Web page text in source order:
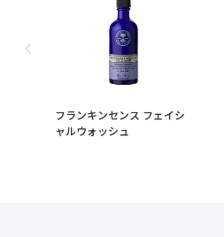
フランキンセンス フェイシ
ャルウォッシュ